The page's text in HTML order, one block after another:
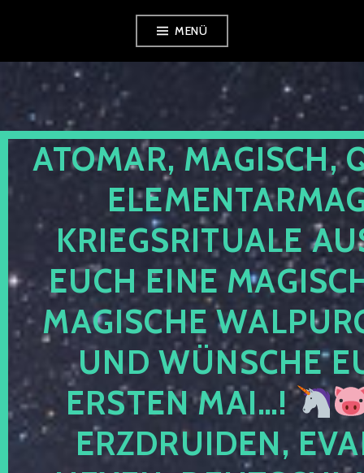
springen
MENÜ
ATOMAR, MAGISCH,
KRIEGSRITUALE
EUCH EINE
MAGISCHE
UND WÜNSCHE
ERSTEN MAI…!
ERZDRUIDEN,